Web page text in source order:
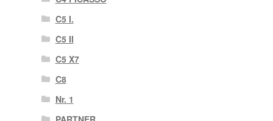
C5 I.
C5 II
C5 X7
C8
Nr. 1